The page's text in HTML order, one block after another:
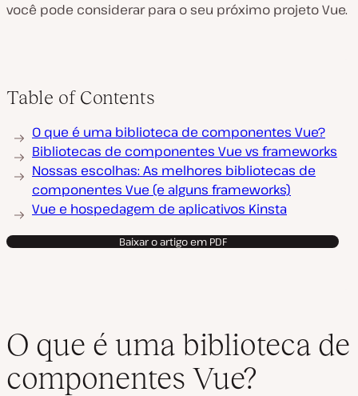
você pode considerar para o seu próximo projeto Vue.
Table of Contents
O que é uma biblioteca de componentes Vue?
Bibliotecas de componentes Vue vs frameworks
Nossas escolhas: As melhores bibliotecas de
componentes Vue (e alguns frameworks)
Vue e hospedagem de aplicativos Kinsta
Baixar o artigo em PDF
O que é uma biblioteca de
componentes Vue?